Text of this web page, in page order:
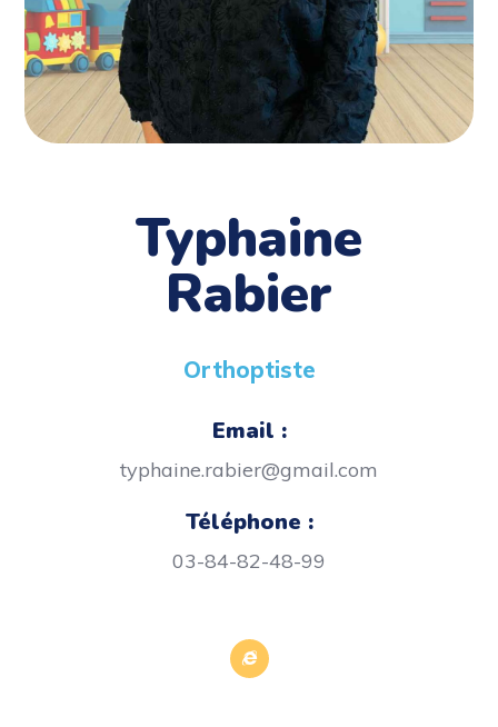
Typhaine
Rabier
Orthoptiste
Email :
typhaine.rabier@gmail.com
Téléphone :
03-84-82-48-99